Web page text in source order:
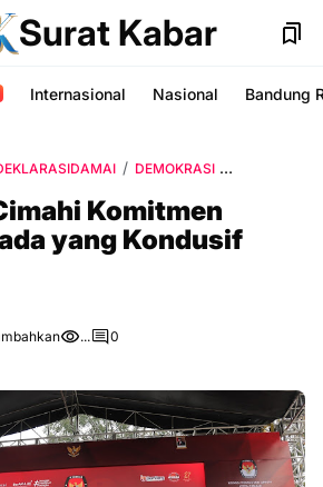
Surat Kabar
Internasional Nasional Bandung
DEMOKRASI
Komitmen
yang Kondusif
... 0